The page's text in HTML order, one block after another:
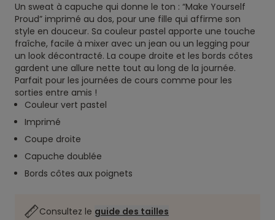
Un sweat à capuche qui donne le ton : “Make Yourself
Proud” imprimé au dos, pour une fille qui affirme son
style en douceur. Sa couleur pastel apporte une touche
fraîche, facile à mixer avec un jean ou un legging pour
un look décontracté. La coupe droite et les bords côtes
gardent une allure nette tout au long de la journée.
Parfait pour les journées de cours comme pour les
sorties entre amis !
Couleur vert pastel
Imprimé
Coupe droite
Capuche doublée
Bords côtes aux poignets
Consultez le guide des tailles